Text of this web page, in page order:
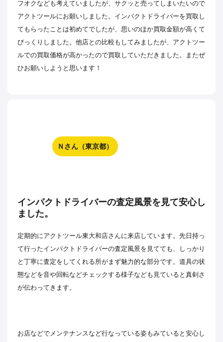
フオクなども考えていましたが、サクッと売ってしまいたいので
アクトツールにお願いしました。インパクトドライバーを買取し
てもらったことは初めてでしたが、思いのほか買取金額が高くて
びっくりしました。他店との比較もしてみましたが、アクトツー
ルでの買取価格が高かったので買取していただきました。またぜ
ひお願いしようと思います！
Ｎさん（東京都）
インパクトドライバーの査定風景を見て安心し
ました。
定期的にアクトツール東大和店さんに来店しています。先日持っ
て行ったインパクトドライバーの査定風景を見てても、しっかり
と丁寧に査定をしてくれる所がまず魅力的な部分です。道具の状
態などを音や回転などチェックする様子なども見ていると真剣さ
が伝わってきます。
お店などでメンテナンスなど行なっている姿もみていると安心し